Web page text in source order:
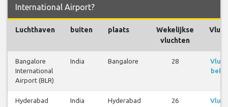
International Airport?
Luchthaven buiten plaats
Wekelijkse
vluchten
Bangalore
International
Airport (BLR)
India Bangalore 28
Hyderabad
India Hyderabad 26